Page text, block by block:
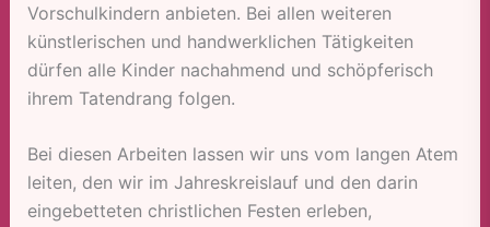
Vorschulkindern anbieten. Bei allen weiteren
künstlerischen und handwerklichen Tätigkeiten
dürfen alle Kinder nachahmend und schöpferisch
ihrem Tatendrang folgen.
Bei diesen Arbeiten lassen wir uns vom langen Atem
leiten, den wir im Jahreskreislauf und den darin
eingebetteten christlichen Festen erleben,